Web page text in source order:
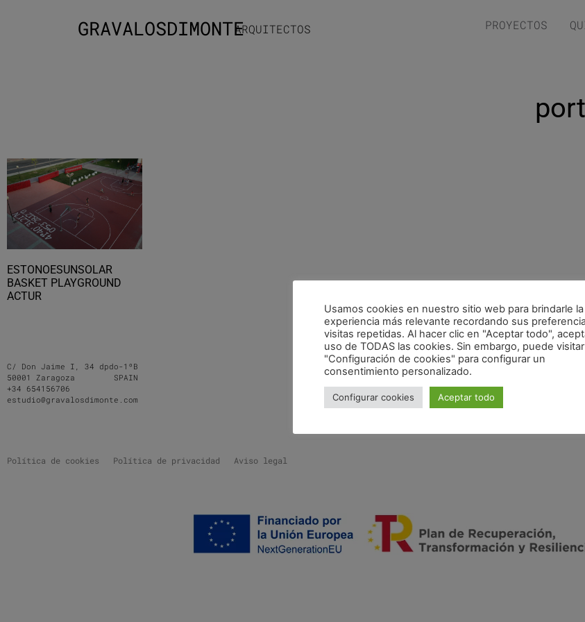
GRAVALOSDIMONTEARQUITECTOS PROYECTOS
ESTONOESUNSOLAR
BASKET PLAYGROUND
ACTUR
C/ Don Jaime I, 34 dpdo-1ºB
50001 Zaragoza SPAIN
+34 654156706
estudio@gravalosdimonte.com
Política de cookies Política de privacidad Aviso legal
Usamos cookies en nuestro sitio web para brindarle la
experiencia más relevante recordando sus
visitas repetidas. Al hacer clic en "Aceptar todo",
uso de TODAS las cookies. Sin embargo, puede visitar
"Configuración de cookies" para configurar un
consentimiento personalizado.
Configurar cookies Aceptar todo